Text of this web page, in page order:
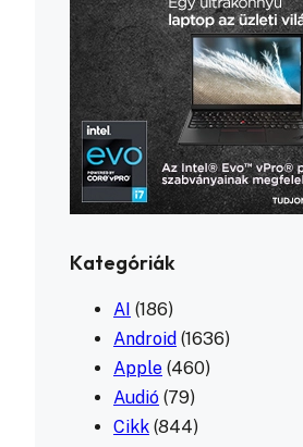
Kategóriák
AI (186)
Android (1636)
Apple (460)
Audió (79)
Cikk (844)